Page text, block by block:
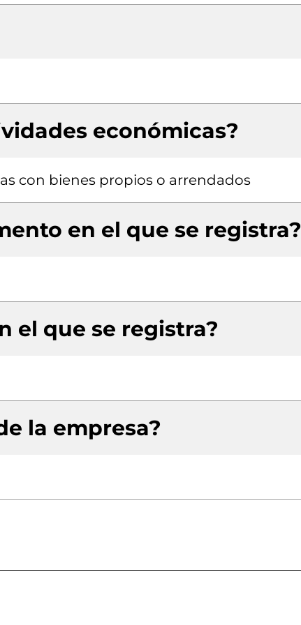
económicas?
con bienes propios o arrendados
en el que se registra?
el que se registra?
la empresa?